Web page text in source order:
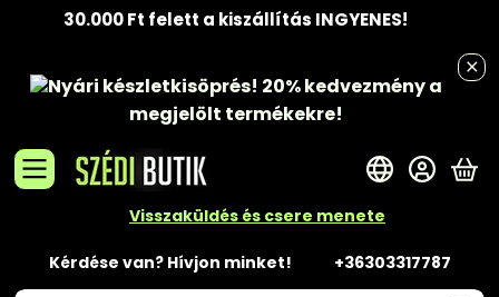
30.000 Ft felett a kiszállítás INGYENES!
Nyári készletkisöprés! 20% kedvezménya
megjelölt termékekre!
Visszaküldés és csere menete
Kérdése van? Hívjon minket! +36303317787
A